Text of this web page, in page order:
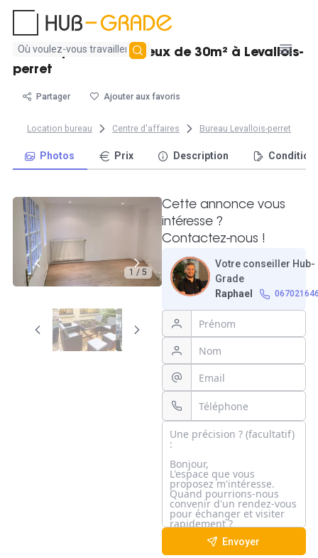
Aucun
trouvé
Bureau privatif lumineux de 30m² à Levallois-
perret
Partager Ajouter aux favoris
Location bureau Centre d'affaires Bureau Levallois-perret
Photos Prix Description
1 / 5
Cette annonce vous
intéresse ?
Contactez-nous !
Votre conseiller Hub-
Grade
Raphael
Envoyer